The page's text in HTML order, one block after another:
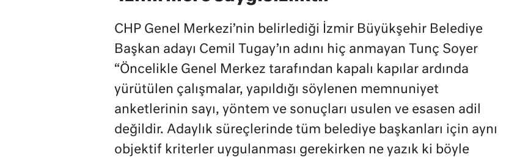
CHP Genel Merkezi’nin belirlediği İzmir Büyükşehir Belediye
Başkan adayı Cemil Tugay’ın adını hiç anmayan Tunç Soyer
“Öncelikle Genel Merkez tarafından kapalı kapılar ardında
yürütülen çalışmalar, yapıldığı söylenen memnuniyet
anketlerinin sayı, yöntem ve sonuçları usulen ve esasen adil
değildir. Adaylık süreçlerinde tüm belediye başkanları için aynı
objektif kriterler uygulanması gerekirken ne yazık ki böyle